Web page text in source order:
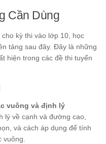
Cần Dùng
kỳ thi vào lớp 10, học
tảng sau đây. Đây là những
hiện trong các đề thi tuyển
:
vuông và định lý
lý về cạnh và đường cao,
và cách áp dụng để tính